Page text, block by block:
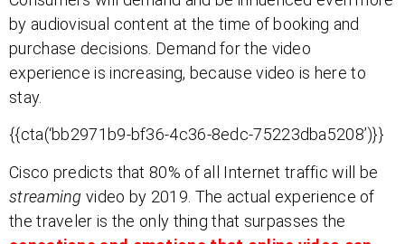
by audiovisual content at the time of booking and
purchase decisions. Demand for the video
experience is increasing, because video is here to
stay.
{{cta(‘bb2971b9-bf36-4c36-8edc-75223dba5208’)}}
Cisco predicts that 80% of all Internet traffic will be
streaming video by 2019. The actual experience of
the traveler is the only thing that surpasses the